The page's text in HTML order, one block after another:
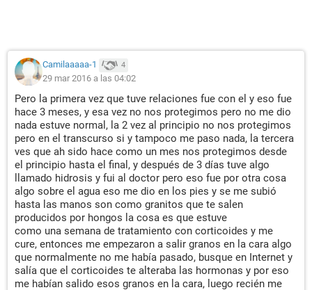
Camilaaaaa-1 4
29 mar 2016 a las 04:02
Pero la primera vez que tuve relaciones fue con el y eso fue
hace 3 meses, y esa vez no nos protegimos pero no me dio
nada estuve normal, la 2 vez al principio no nos protegimos
pero en el transcurso si y tampoco me paso nada, la tercera
ves que ah sido hace como un mes nos protegimos desde
el principio hasta el final, y después de 3 días tuve algo
llamado hidrosis y fui al doctor pero eso fue por otra cosa
algo sobre el agua eso me dio en los pies y se me subió
hasta las manos son como granitos que te salen
producidos por hongos la cosa es que estuve
como una semana de tratamiento con corticoides y me
cure, entonces me empezaron a salir granos en la cara algo
que normalmente no me había pasado, busque en Internet y
salía que el corticoides te alteraba las hormonas y por eso
me habían salido esos granos en la cara, luego recién me